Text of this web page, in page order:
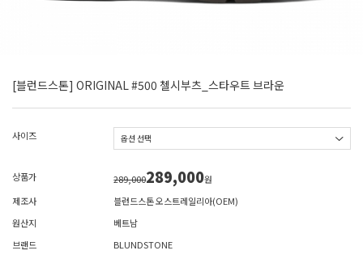
[블런드스톤] ORIGINAL #500 첼시부츠_스타우트 브라운
사이즈
상품가 289,000289,000원
제조사
블런드스톤 오스트레일리아(OEM)
원산지
베트남
브랜드
BLUNDSTONE